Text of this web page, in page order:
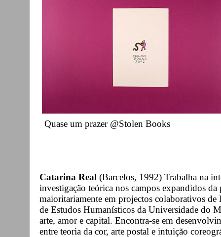
Quase um prazer @Stolen Books
Catarina Real (Barcelos, 1992) Trabalha na
investigação teórica nos campos expandidos
maioritariamente em projectos colaborativos
de Estudos Humanísticos da Universidade do
arte, amor e capital. Encontra-se em
entre teoria da cor, arte postal e intuição